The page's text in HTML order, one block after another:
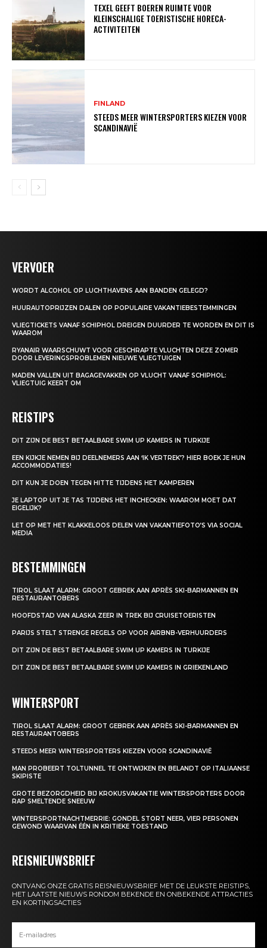
TEXEL GEEFT BOEREN RUIMTE VOOR
KLEINSCHALIGE TOERISTISCHE HORECA-
ACTIVITEITEN
FINLAND
STEEDS MEER WINTERSPORTERS KIEZEN VOOR
SCANDINAVIË
VERVOER
WORDT ALCOHOL OP LUCHTHAVENS AAN BANDEN GELEGD?
HUURAUTOPRIJZEN DALEN OP POPULAIRE VAKANTIEBESTEMMINGEN
VLIEGTICKETS VANAF SCHIPHOL DREIGEN DUURDER TE WORDEN EN DIT IS
WAAROM
RYANAIR WAARSCHUWT VOOR GESCHRAPTE VLUCHTEN DEZE ZOMER
DOOR LEVERINGSPROBLEMEN NIEUWE VLIEGTUIGEN
MADEN VALLEN UIT BAGAGEVAKKEN OP VLUCHT VANAF SCHIPHOL:
VLIEGTUIG KEERT OM
REISTIPS
DIT ZIJN DE BEST BETAALBARE SWIM UP KAMERS IN TURKIJE
EEN KIJKJE NEMEN BIJ DEELNEMERS AAN ‘IK VERTREK’? HIER BOEK JE HUN
ACCOMMODATIES!
DIT KUN JE DOEN TEGEN HITTE TIJDENS HET KAMPEREN
JE LAPTOP UIT JE TAS TIJDENS HET INCHECKEN: WAAROM MOET DAT
EIGELIJK?
LET OP MET HET KLAKKELOOS DELEN VAN VAKANTIEFOTO’S VIA SOCIAL
MEDIA
BESTEMMINGEN
TIROL SLAAT ALARM: GROOT GEBREK AAN APRÈS SKI-BARMANNEN EN
RESTAURANTOBERS
HOOFDSTAD VAN ALASKA ZEER IN TREK BIJ CRUISETOERISTEN
PARIJS STELT STRENGE REGELS OP VOOR AIRBNB-VERHUURDERS
DIT ZIJN DE BEST BETAALBARE SWIM UP KAMERS IN TURKIJE
DIT ZIJN DE BEST BETAALBARE SWIM UP KAMERS IN GRIEKENLAND
WINTERSPORT
TIROL SLAAT ALARM: GROOT GEBREK AAN APRÈS SKI-BARMANNEN EN
RESTAURANTOBERS
STEEDS MEER WINTERSPORTERS KIEZEN VOOR SCANDINAVIË
MAN PROBEERT TOLTUNNEL TE ONTWIJKEN EN BELANDT OP ITALIAANSE
SKIPISTE
GROTE BEZORGDHEID BIJ KROKUSVAKANTIE WINTERSPORTERS DOOR
RAP SMELTENDE SNEEUW
WINTERSPORTNACHTMERRIE: GONDEL STORT NEER, VIER PERSONEN
GEWOND WAARVAN ÉÉN IN KRITIEKE TOESTAND
REISNIEUWSBRIEF
ONTVANG ONZE GRATIS REISNIEUWSBRIEF MET DE LEUKSTE REISTIPS,
HET LAATSTE NIEUWS RONDOM BEKENDE EN ONBEKENDE ATTRACTIES
EN KORTINGSACTIES